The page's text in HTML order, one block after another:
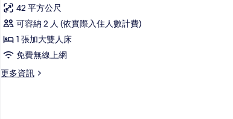
有
相
片
Included
的
詳
情
Fashion
Victim
Room-
Entrance
to
Ushuaia
42 平方公尺
可容納 2 人 (依實際入住人數計費)
1 張加大雙人床
免費無線上網
更多資訊
更